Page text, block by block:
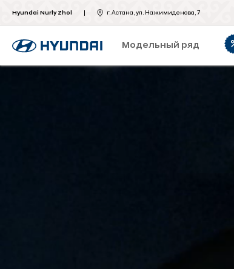
Hyundai Nurly Zhol г. Астана, ул. Нажимиденова, 7
Модельный ряд